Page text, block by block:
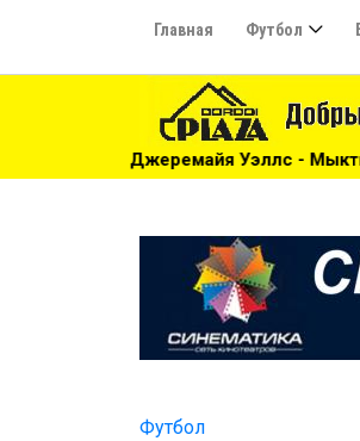
Главная Футбол
Уэллс - Мыктыбек Оролбай уулу и
Футбол